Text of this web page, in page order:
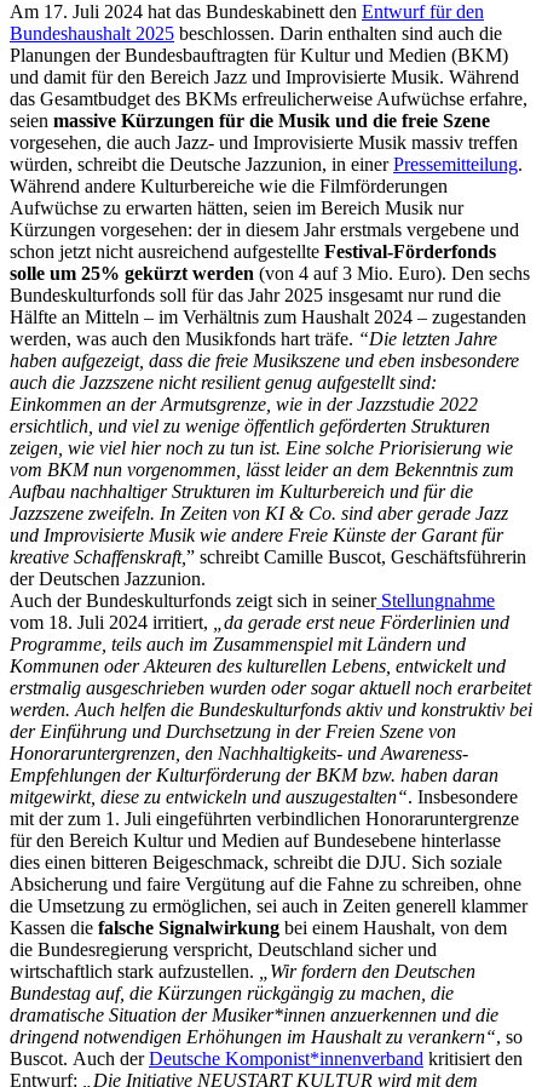
Am 17. Juli 2024 hat das Bundeskabinett den Entwurf für den
Bundeshaushalt 2025 beschlossen. Darin enthalten sind auch die
Planungen der Bundesbauftragten für Kultur und Medien (BKM)
und damit für den Bereich Jazz und Improvisierte Musik. Während
das Gesamtbudget des BKMs erfreulicherweise Aufwüchse erfahre,
seien massive Kürzungen für die Musik und die freie Szene
vorgesehen, die auch Jazz- und Improvisierte Musik massiv treffen
würden, schreibt die Deutsche Jazzunion, in einerPressemitteilung.
Während andere Kulturbereiche wie die Filmförderungen
Aufwüchse zu erwarten hätten, seien im Bereich Musik nur
Kürzungen vorgesehen: der in diesem Jahr erstmals vergebene und
schon jetzt nicht ausreichend aufgestellte Festival-Förderfonds
solle um 25% gekürzt werden (von 4 auf 3 Mio. Euro). Den sechs
Bundeskulturfonds soll für das Jahr 2025 insgesamt nur rund die
Hälfte an Mitteln – im Verhältnis zum Haushalt 2024 – zugestanden
werden, was auch den Musikfonds hart träfe. “Die letzten Jahre
haben aufgezeigt, dass die freie Musikszene und eben insbesondere
auch die Jazzszene nicht resilient genug aufgestellt sind:
Einkommen an der Armutsgrenze, wie in der Jazzstudie 2022
ersichtlich, und viel zu wenige öffentlich geförderten Strukturen
zeigen, wie viel hier noch zu tun ist. Eine solche Priorisierung wie
vom BKM nun vorgenommen, lässt leider an dem Bekenntnis zum
Aufbau nachhaltiger Strukturen im Kulturbereich und für die
Jazzszene zweifeln. In Zeiten von KI & Co. sind aber gerade Jazz
und Improvisierte Musik wie andere Freie Künste der Garant für
kreative Schaffenskraft,” schreibt Camille Buscot, Geschäftsführerin
der Deutschen Jazzunion.
Auch der Bundeskulturfonds zeigt sich in seinerStellungnahme
vom 18. Juli 2024 irritiert,
„da gerade erst neue Förderlinien und
Programme, teils auch im Zusammenspiel mit Ländern und
Kommunen oder Akteuren des kulturellen Lebens, entwickelt und
erstmalig ausgeschrieben wurden oder sogar aktuell noch erarbeitet
werden. Auch helfen die Bundeskulturfonds aktiv und konstruktiv bei
der Einführung und Durchsetzung in der Freien Szene von
Honoraruntergrenzen, den Nachhaltigkeits- und Awareness-
Empfehlungen der Kulturförderung der BKM bzw. haben daran
mitgewirkt, diese zu entwickeln und auszugestalten“. Insbesondere
mit der zum 1. Juli eingeführten verbindlichen Honoraruntergrenze
für den Bereich Kultur und Medien auf Bundesebene hinterlasse
dies einen bitteren Beigeschmack, schreibt die DJU. Sich soziale
Absicherung und faire Vergütung auf die Fahne zu schreiben, ohne
die Umsetzung zu ermöglichen, sei auch in Zeiten generell klammer
Kassen die falsche Signalwirkung bei einem Haushalt, von dem
die Bundesregierung verspricht, Deutschland sicher und
wirtschaftlich stark aufzustellen.
„Wir fordern den Deutschen
Bundestag auf, die Kürzungen rückgängig zu machen, die
dramatische Situation der Musiker*innen anzuerkennen und die
dringend notwendigen Erhöhungen im Haushalt zu verankern“, so
Buscot. Auch derDeutsche Komponist*innenverband kritisiert den
Entwurf:
„Die Initiative NEUSTART KULTUR wird mit dem